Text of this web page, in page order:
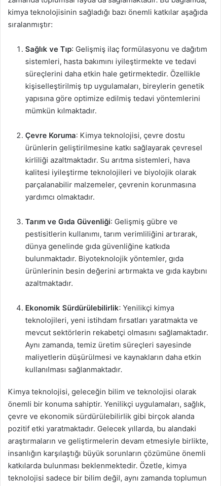
kimya teknolojisinin sağladığı bazı önemli katkılar aşağıda
sıralanmıştır:
Sağlık ve Tıp: Gelişmiş ilaç formülasyonu ve dağıtım
sistemleri, hasta bakımını iyileştirmekte ve tedavi
süreçlerini daha etkin hale getirmektedir. Özellikle
kişiselleştirilmiş tıp uygulamaları, bireylerin genetik
yapısına göre optimize edilmiş tedavi yöntemlerini
mümkün kılmaktadır.
Çevre Koruma: Kimya teknolojisi, çevre dostu
ürünlerin geliştirilmesine katkı sağlayarak çevresel
kirliliği azaltmaktadır. Su arıtma sistemleri, hava
kalitesi iyileştirme teknolojileri ve biyolojik olarak
parçalanabilir malzemeler, çevrenin korunmasına
yardımcı olmaktadır.
Tarım ve Gıda Güvenliği: Gelişmiş gübre ve
pestisitlerin kullanımı, tarım verimliliğini artırarak,
dünya genelinde gıda güvenliğine katkıda
bulunmaktadır. Biyoteknolojik yöntemler, gıda
ürünlerinin besin değerini artırmakta ve gıda kaybını
azaltmaktadır.
Ekonomik Sürdürülebilirlik: Yenilikçi kimya
teknolojileri, yeni istihdam fırsatları yaratmakta ve
mevcut sektörlerin rekabetçi olmasını sağlamaktadır.
Aynı zamanda, temiz üretim süreçleri sayesinde
maliyetlerin düşürülmesi ve kaynakların daha etkin
kullanılması sağlanmaktadır.
Kimya teknolojisi, geleceğin bilim ve teknolojisi olarak
önemli bir konuma sahiptir. Yenilikçi uygulamaları, sağlık,
çevre ve ekonomik sürdürülebilirlik gibi birçok alanda
pozitif etki yaratmaktadır. Gelecek yıllarda, bu alandaki
araştırmaların ve geliştirmelerin devam etmesiyle birlikte,
insanlığın karşılaştığı büyük sorunların çözümüne önemli
katkılarda bulunması beklenmektedir. Özetle, kimya
teknolojisi sadece bir bilim değil, aynı zamanda toplumun